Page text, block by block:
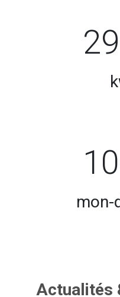
mon-
Actualités